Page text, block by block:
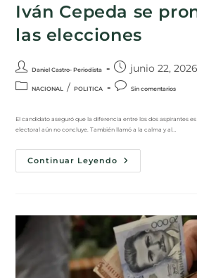
Iván Cepeda se
las elecciones
Daniel Castro- Periodista junio 22, 2026
NACIONAL / POLITICA Sin comentarios
El candidato aseguró que la diferencia entre los dos aspirantes es
electoral aún no concluye. También llamó a la calma y al…
Continuar Leyendo